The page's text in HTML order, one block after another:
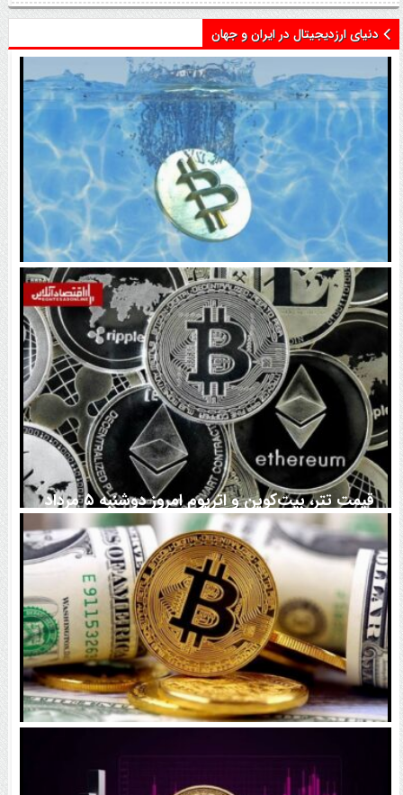
دنیای ارزدیجیتال در ایران و جهان
اتفاق تاریخی در بازار رمزارزها / بیت‌کوین سبز شد
قیمت تتر، بیت‌کوین و اتریوم امروز دوشنبه ۵ مرداد
۱۴۰۵ | بیت‌کوین این مرز را از دست بدهد، همه‌چیز تغییر
می‌کند